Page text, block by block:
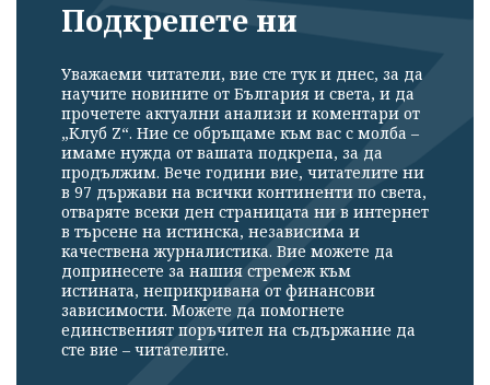
Подкрепете ни
Уважаеми читатели, вие сте тук и днес, за да
научите новините от България и света, и да
прочетете актуални анализи и коментари от
„Клуб Z“. Ние се обръщаме към вас с молба –
имаме нужда от вашата подкрепа, за да
продължим. Вече години вие, читателите ни
в 97 държави на всички континенти по света,
отваряте всеки ден страницата ни в интернет
в търсене на истинска, независима и
качествена журналистика. Вие можете да
допринесете за нашия стремеж към
истината, неприкривана от финансови
зависимости. Можете да помогнете
единственият поръчител на съдържание да
сте вие – читателите.